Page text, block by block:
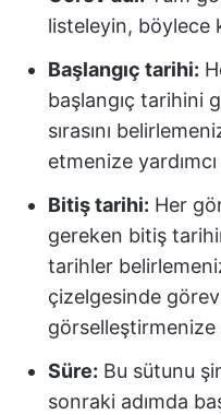
listeleyin, böylece
Başlangıç tarihi:
başlangıç tarihini
sırasını
etmenize
Bitiş tarihi: Her
gereken bitiş
tarihler
çizelgesinde
görselleştirmenize
Süre: Bu sütunu
sonraki adımda